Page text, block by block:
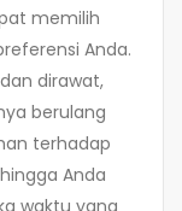
memilih
Anda.
dirawat,
berulang
terhadap
Anda
waktu yang